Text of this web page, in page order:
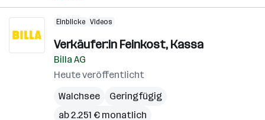
Einblicke Videos
Verkäufer:in Feinkost, Kassa
Billa AG
Heute veröffentlicht
Walchsee
Geringfügig
ab 2.251 € monatlich